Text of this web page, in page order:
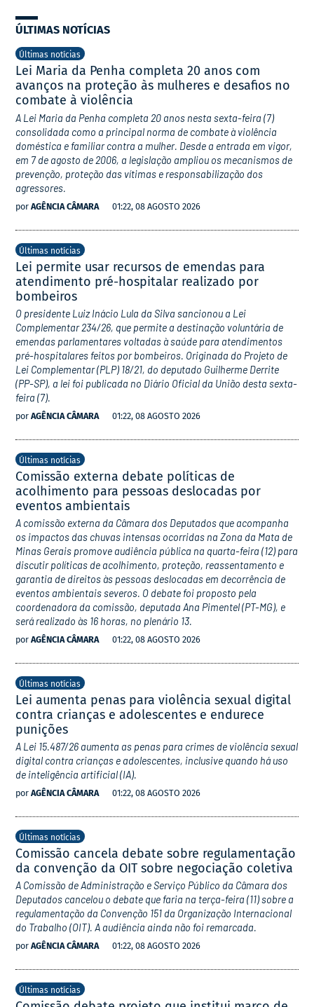
ÚLTIMAS NOTÍCIAS
Últimas notícias
Lei Maria da Penha completa 20 anos com
avanços na proteção às mulheres e desafios no
combate à violência
A Lei Maria da Penha completa 20 anos nesta sexta-feira (7)
consolidada como a principal norma de combate à violência
doméstica e familiar contra a mulher. Desde a entrada em vigor,
em 7 de agosto de 2006, a legislação ampliou os mecanismos de
prevenção, proteção das vítimas e responsabilização dos
agressores.
por AGÊNCIA CÂMARA 01:22, 08 AGOSTO 2026
Últimas notícias
Lei permite usar recursos de emendas para
atendimento pré-hospitalar realizado por
bombeiros
O presidente Luiz Inácio Lula da Silva sancionou a Lei
Complementar 234/26, que permite a destinação voluntária de
emendas parlamentares voltadas à saúde para atendimentos
pré-hospitalares feitos por bombeiros. Originada do Projeto de
Lei Complementar (PLP) 18/21, do deputado Guilherme Derrite
(PP-SP), a lei foi publicada no Diário Oficial da União desta sexta-
feira (7).
por AGÊNCIA CÂMARA 01:22, 08 AGOSTO 2026
Últimas notícias
Comissão externa debate políticas de
acolhimento para pessoas deslocadas por
eventos ambientais
A comissão externa da Câmara dos Deputados que acompanha
os impactos das chuvas intensas ocorridas na Zona da Mata de
Minas Gerais promove audiência pública na quarta-feira (12) para
discutir políticas de acolhimento, proteção, reassentamento e
garantia de direitos às pessoas deslocadas em decorrência de
eventos ambientais severos. O debate foi proposto pela
coordenadora da comissão, deputada Ana Pimentel (PT-MG), e
será realizado às 16 horas, no plenário 13.
por AGÊNCIA CÂMARA 01:22, 08 AGOSTO 2026
Últimas notícias
Lei aumenta penas para violência sexual digital
contra crianças e adolescentes e endurece
punições
A Lei 15.487/26 aumenta as penas para crimes de violência sexual
digital contra crianças e adolescentes, inclusive quando há uso
de inteligência artificial (IA).
por AGÊNCIA CÂMARA 01:22, 08 AGOSTO 2026
Últimas notícias
Comissão cancela debate sobre regulamentação
da convenção da OIT sobre negociação coletiva
A Comissão de Administração e Serviço Público da Câmara dos
Deputados cancelou o debate que faria na terça-feira (11) sobre a
regulamentação da Convenção 151 da Organização Internacional
do Trabalho (OIT). A audiência ainda não foi remarcada.
por AGÊNCIA CÂMARA 01:22, 08 AGOSTO 2026
Últimas notícias